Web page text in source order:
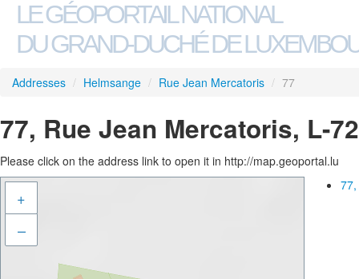
LE GÉOPORTAIL NATIONAL
DU GRAND-DUCHÉ DE
Addresses / Helmsange / Rue Jean Mercatoris / 77
77, Rue Jean Mercatoris, L-
Please click on the address link to open it in http://map.geoportal.lu
+
–